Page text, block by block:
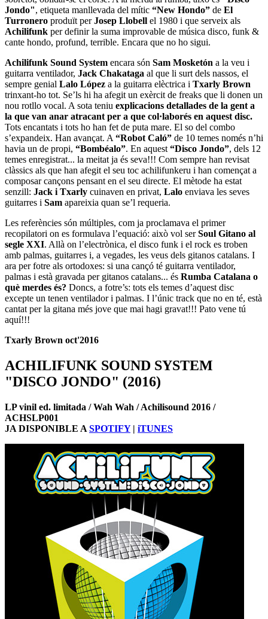
Jondo", etiqueta manllevada del mític “New Hondo” de El
Turronero produït perJosep Llobell el 1980 i que serveix als
Achilifunk per definir la suma improvable de música disco, funk &
cante hondo, profund, terrible. Encara que no ho sigui.
Achilifunk Sound System encara són Sam Mosketón a la veu i
guitarra ventilador, Jack Chakataga al que li surt dels nassos, el
sempre genial Lalo López a la guitarra elèctrica i Txarly Brown
trinxant-ho tot. Se’ls hi ha afegit un exèrcit de freaks que li donen un
nou rotllo vocal. A sota teniu explicacions detallades de la gent a
la que van anar atracant per a que col·laborés en aquest disc.
Tots encantats i tots ho han fet de puta mare. El so del combo
s’expandeix. Han avançat. A“Robot Caló” de 10 temes només n’hi
havia un de propi, “Bombéalo”. En aquest“Disco Jondo”, dels 12
temes enregistrat... la meitat ja és seva!!! Com sempre han revisat
clàssics als que han afegit el seu toc achilifunkeru i han començat a
composar cançons pensant en el seu directe. El mètode ha estat
senzill: Jack i Txarly cuinaven en privat, Lalo enviava les seves
guitarres i Sam apareixia quan se’l requeria.
Les referències són múltiples, com ja proclamava el primer
recopilatori on es formulava l’equació: això vol serSoul Gitano al
segle XXI. Allà on l’electrònica, el disco funk i el rock es troben
amb palmas, guitarres i, a vegades, les veus dels gitanos catalans. I
ara per fotre als ortodoxes: si una cançó té guitarra ventilador,
palmas i està gravada per gitanos catalans... és Rumba Catalana o
què merdes és? Doncs, a fotre’s: tots els temes d’aquest disc
excepte un tenen ventilador i palmas. I l’únic track que no en té, està
cantat per la gitana més jove que mai hagi gravat!!! Pato vene tú
aquí!!!
Txarly Brown oct'2016
ACHILIFUNK SOUND SYSTEM
"DISCO JONDO" (2016)
LP vinil ed. limitada / Wah Wah / Achilisound 2016 /
ACHSLP001
JA DISPONIBLE A SPOTIFY| iTUNES